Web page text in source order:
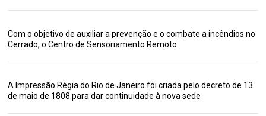
Com o objetivo de auxiliar a prevenção e o combate a incêndios no
Cerrado, o Centro de Sensoriamento Remoto
A Impressão Régia do Rio de Janeiro foi criada pelo decreto de 13
de maio de 1808 para dar continuidade à nova sede